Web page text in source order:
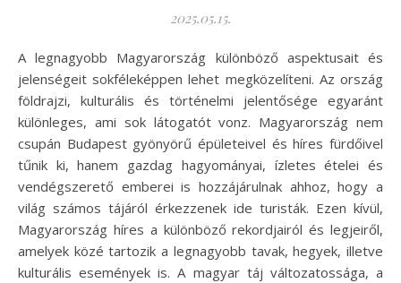
2025.05.15.
A legnagyobb Magyarország különböző aspektusait és
jelenségeit sokféleképpen lehet megközelíteni. Az ország
földrajzi, kulturális és történelmi jelentősége egyaránt
különleges, ami sok látogatót vonz. Magyarország nem
csupán Budapest gyönyörű épületeivel és híres fürdőivel
tűnik ki, hanem gazdag hagyományai, ízletes ételei és
vendégszerető emberei is hozzájárulnak ahhoz, hogy a
világ számos tájáról érkezzenek ide turisták. Ezen kívül,
Magyarország híres a különböző rekordjairól és legjeiről,
amelyek közé tartozik a legnagyobb tavak, hegyek, illetve
kulturális események is. A magyar táj változatossága, a